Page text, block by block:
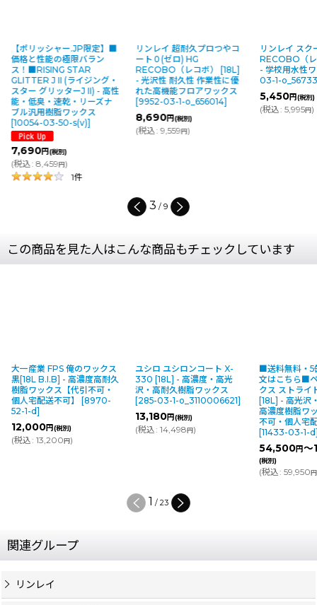
【ポリッシャー.JP限定】■
価格と性能の極限バラン
ス！■RISING STAR
GLITTER J II (ライジング・
スター グリッターJ II) - 高性
能・低臭・速乾・リーズナ
ブル汎用樹脂ワックス
[10054-03-50-s(v)]
7,690円(税別)
(税込: 8,459円)
1件
リンレイ 超耐久プロつやコ
ート０(ゼロ) HG
RECOBO（レコボ） [18L]
- 光沢性 耐久性 作業性に優
れた高機能フロアワックス
[9952-03-1-o_656014]
8,690円(税別)
(税込: 9,559円)
リンレイ スク
RECOBO（
- 学校用水性
03-1-
5,450円(税別)
(税込: 5,995円)
3 / 9
この商品を見た人はこんな商品もチェックしています
大一産業 FPS 俺のワックス
黒[18L B.I.B] - 高濃度高耐久
樹脂ワックス【代引不可・
個人宅配送不可】
[8970-
52-1-d]
12,000円(税別)
(税込: 13,200円)
ユシロ ユシロンコート X-
330 [18L] - 高濃度・高光
沢・高耐久樹脂ワックス
[285-03-1-o_3110006621]
13,180円(税別)
(税込: 14,498円)
■送料無料・5
文はこちら■
クス ストライ
[18L] - 高光沢
高濃度樹脂ワ
不可・個人宅
[11433-03-1-d
54,500円
(税別)
(税込: 59,950円
1 / 23
関連グループ
リンレイ